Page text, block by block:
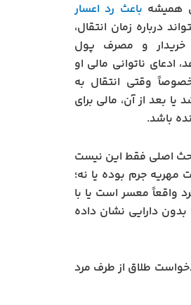
همیشه باعث رد اعسار
درباره زمان انتقال،
و مصرف پول
ادعای ناتوانی مالی او
وقتی انتقال به
بعد از آن، مالی برای
باشد.
اصلی فقط این نیست
مهریه جرم بوده یا نه؛
واقعاً معسر است یا با
بدون دارایی نشان داده
طلاق از طرف مرد